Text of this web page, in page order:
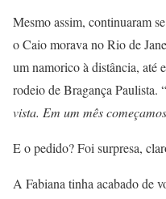
Mesmo assim, continuaram
o Caio morava no Rio de
um namorico à distância, até
rodeio de Bragança Paulista. “
vista. Em um mês
E o pedido? Foi surpresa,
A Fabiana tinha acabado de